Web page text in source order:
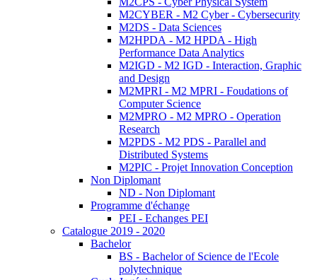
M2CYBER - M2 Cyber - Cybersecurity
M2DS - Data Sciences
M2HPDA - M2 HPDA - High
Performance Data Analytics
M2IGD - M2 IGD - Interaction, Graphic
and Design
M2MPRI - M2 MPRI - Foudations of
Computer Science
M2MPRO - M2 MPRO - Operation
Research
M2PDS - M2 PDS - Parallel and
Distributed Systems
M2PIC - Projet Innovation Conception
Non Diplomant
ND - Non Diplomant
Programme d'échange
PEI - Echanges PEI
Catalogue 2019 - 2020
Bachelor
BS - Bachelor of Science de l'Ecole
polytechnique